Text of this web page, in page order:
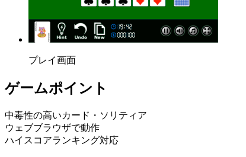
プレイ画面
ゲームポイント
中毒性の高いカード・ソリティア
ウェブブラウザで動作
ハイスコアランキング対応